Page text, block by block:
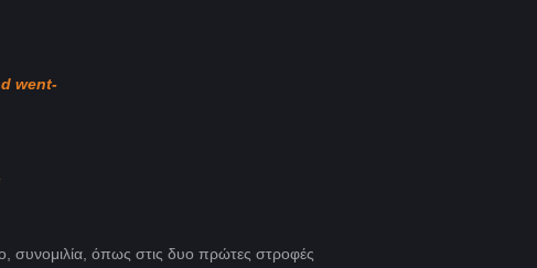
went-
συνομιλία, όπως στις δυο πρώτες στροφές